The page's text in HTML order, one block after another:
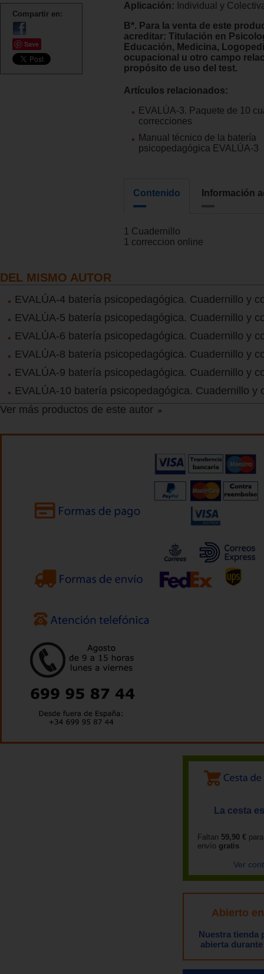
Compartir en:
Save
Aplicación: Individual y
B*. Para la venta de este
acreditar: Titulación en
Educación, Medicina,
ocupacional u otro campo
propósito de uso del test.
Artículos relacionados:
EVALÚA-3. Paquete de 10
correcciones
Manual técnico de la batería
psicopedagógica EVALÚA-3
Contenido Información
1 Cuadernillo
1 correccion online
DEL MISMO AUTOR
EVALÚA-4 batería psicopedagógica. Cuadernillo y
EVALÚA-5 batería psicopedagógica. Cuadernillo y
EVALÚA-6 batería psicopedagógica. Cuadernillo y
EVALÚA-8 batería psicopedagógica. Cuadernillo y
EVALÚA-9 batería psicopedagógica. Cuadernillo y
EVALÚA-10 batería psicopedagógica. Cuadernillo y
Ver más productos de este autor
La cesta
Faltan 59,90 €
envío gratis
Ver
Abierto
Nuestra tienda
abierta